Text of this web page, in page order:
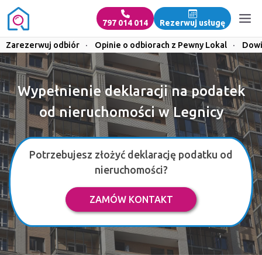
797 014 014 Rezerwuj usługę
Zarezerwuj odbiór · Opinie o odbiorach z Pewny Lokal ·
Wypełnienie deklaracji na podatek
od nieruchomości w Legnicy
Potrzebujesz złożyć deklarację podatku od
nieruchomości?
ZAMÓW KONTAKT